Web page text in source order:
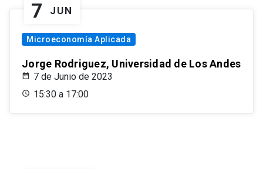
7 JUN
Microeconomía Aplicada
Jorge Rodriguez, Universidad de Los Andes
7 de Junio de 2023
15:30 a 17:00